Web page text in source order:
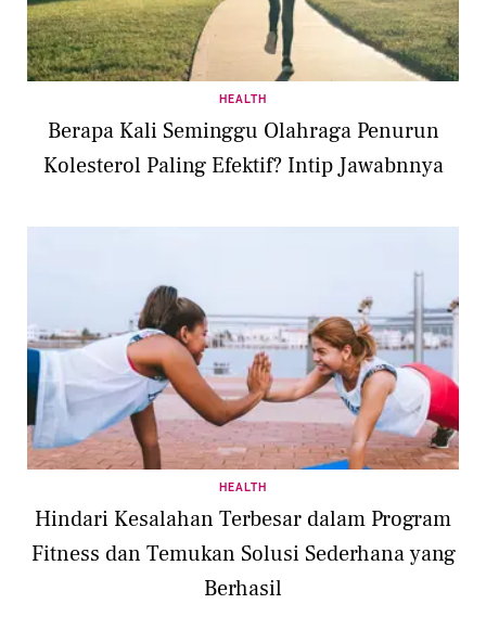
HEALTH
Berapa Kali Seminggu Olahraga Penurun
Kolesterol Paling Efektif? Intip Jawabnnya
HEALTH
Hindari Kesalahan Terbesar dalam Program
Fitness dan Temukan Solusi Sederhana yang
Berhasil